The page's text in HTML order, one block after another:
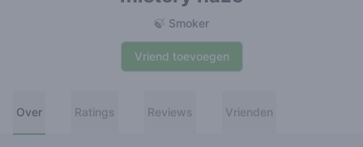
🍃 Smoker
Vriend toevoegen
Over Ratings Reviews Vrienden